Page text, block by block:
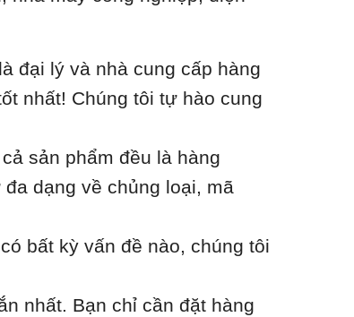
đại lý và nhà cung cấp hàng
nhất! Chúng tôi tự hào cung
sản phẩm đều là hàng
dạng về chủng loại, mã
bất kỳ vấn đề nào, chúng tôi
nhất. Bạn chỉ cần đặt hàng